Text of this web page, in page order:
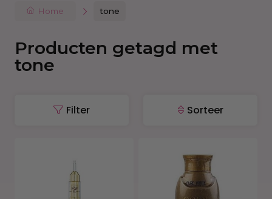
Home tone
Producten getagd met
tone
Filter Sorteer